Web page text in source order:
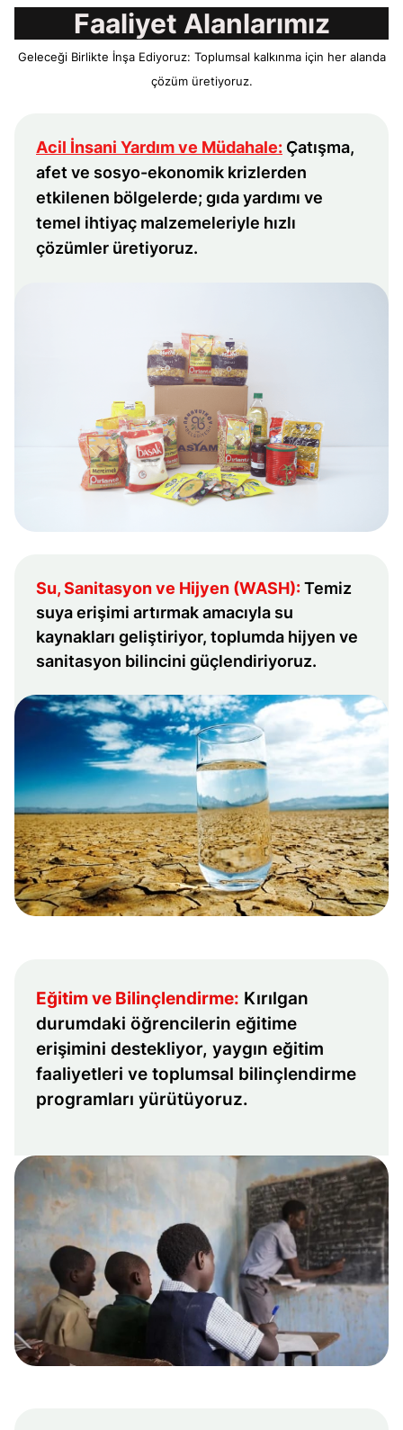
Faaliyet Alanlarımız
Geleceği Birlikte İnşa Ediyoruz: Toplumsal kalkınma için her alanda
çözüm üretiyoruz.
Acil İnsani Yardım ve Müdahale: Çatışma,
afet ve sosyo-ekonomik krizlerden
etkilenen bölgelerde; gıda yardımı ve
temel ihtiyaç malzemeleriyle hızlı
çözümler üretiyoruz.
Su, Sanitasyon ve Hijyen (WASH):Temiz
suya erişimi artırmak amacıyla su
kaynakları geliştiriyor, toplumda hijyen ve
sanitasyon bilincini güçlendiriyoruz.
Eğitim ve Bilinçlendirme: Kırılgan
durumdaki öğrencilerin eğitime
erişimini destekliyor, yaygın eğitim
faaliyetleri ve toplumsal bilinçlendirme
programları yürütüyoruz.